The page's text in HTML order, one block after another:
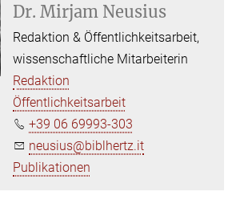
Dr. Mirjam Neusius
Redaktion & Öffentlichkeitsarbeit,
wissenschaftliche Mitarbeiterin
Redaktion
Öffentlichkeitsarbeit
+39 06 69993-303
neusius@biblhertz.it
Publikationen